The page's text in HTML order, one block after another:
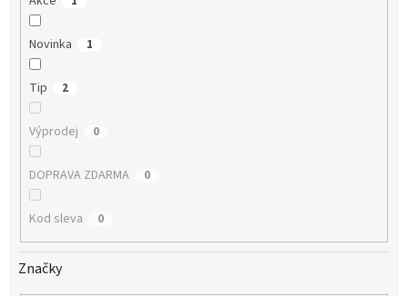
Novinka 1
Tip 2
Výprodej 0
DOPRAVA ZDARMA 0
Kod sleva 0
Značky